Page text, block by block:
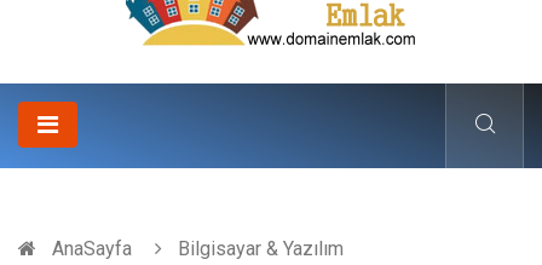
AnaSayfa
Bilgisayar & Yazılım